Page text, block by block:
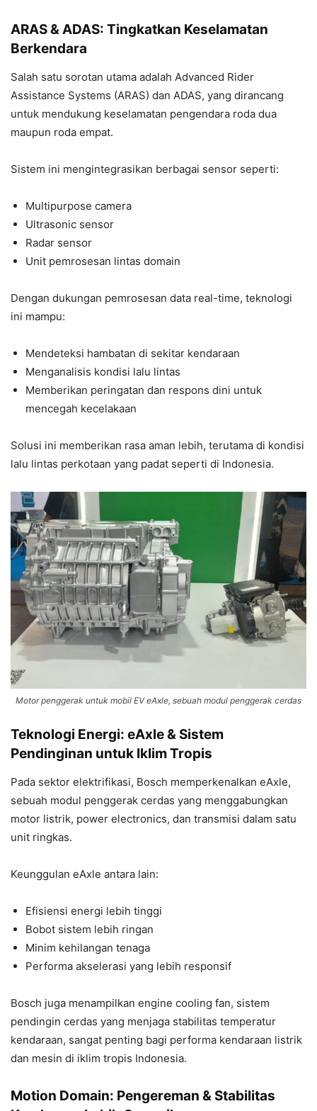
ARAS & ADAS: Tingkatkan Keselamatan
Berkendara
Salah satu sorotan utama adalah Advanced Rider
Assistance Systems (ARAS) dan ADAS, yang dirancang
untuk mendukung keselamatan pengendara roda dua
maupun roda empat.
Sistem ini mengintegrasikan berbagai sensor seperti:
Multipurpose camera
Ultrasonic sensor
Radar sensor
Unit pemrosesan lintas domain
Dengan dukungan pemrosesan data real-time, teknologi
ini mampu:
Mendeteksi hambatan di sekitar kendaraan
Menganalisis kondisi lalu lintas
Memberikan peringatan dan respons dini untuk
mencegah kecelakaan
Solusi ini memberikan rasa aman lebih, terutama di kondisi
lalu lintas perkotaan yang padat seperti di Indonesia.
Motor penggerak untuk mobil EV eAxle, sebuah modul penggerak cerdas
Teknologi Energi: eAxle & Sistem
Pendinginan untuk Iklim Tropis
Pada sektor elektrifikasi, Bosch memperkenalkan eAxle,
sebuah modul penggerak cerdas yang menggabungkan
motor listrik, power electronics, dan transmisi dalam satu
unit ringkas.
Keunggulan eAxle antara lain:
Efisiensi energi lebih tinggi
Bobot sistem lebih ringan
Minim kehilangan tenaga
Performa akselerasi yang lebih responsif
Bosch juga menampilkan engine cooling fan, sistem
pendingin cerdas yang menjaga stabilitas temperatur
kendaraan, sangat penting bagi performa kendaraan listrik
dan mesin di iklim tropis Indonesia.
Motion Domain: Pengereman & Stabilitas